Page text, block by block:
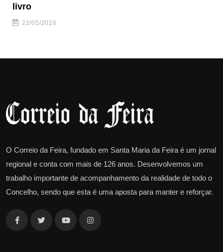
livro
22/05/2026
O Correio da Feira, fundado em Santa Maria da Feira é um jornal
regional e conta com mais de 126 anos. Desenvolvemos um
trabalho importante de acompanhamento da realidade de todo o
Concelho, sendo que esta é uma aposta para manter e reforçar.